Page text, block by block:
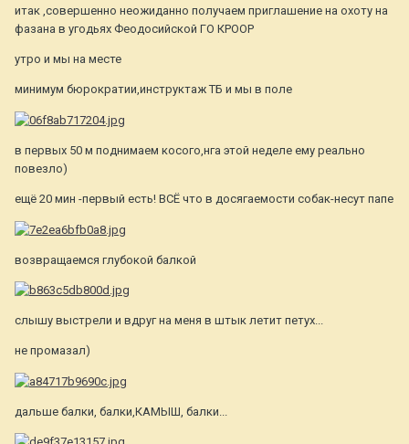
итак ,совершенно неожиданно получаем приглашение на охоту на
фазана в угодьях Феодосийской ГО КРООР
утро и мы на месте
минимум бюрократии,инструктаж ТБ и мы в поле
в первых 50 м поднимаем косого,нга этой неделе ему реально
повезло)
ещё 20 мин -первый есть! ВСЁ что в досягаемости собак-несут папе
возвращаемся глубокой балкой
слышу выстрели и вдруг на меня в штык летит петух...
не промазал)
дальше балки, балки,КАМЫШ, балки...